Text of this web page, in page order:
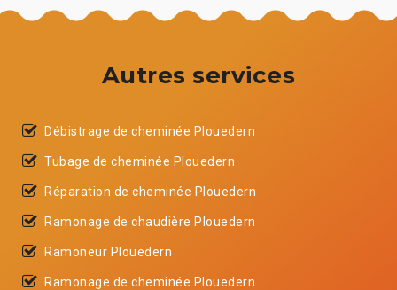
Autres services
Débistrage de cheminée Plouedern
Tubage de cheminée Plouedern
Réparation de cheminée Plouedern
Ramonage de chaudière Plouedern
Ramoneur Plouedern
Ramonage de cheminée Plouedern